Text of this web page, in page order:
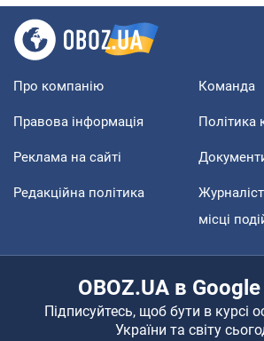
Про компанію Команда
Правова інформація Політика
Реклама на сайті
Редакційна політика
місці
OBOZ.UA в
Підписуйтесь, щоб бути в курсі
України та світу